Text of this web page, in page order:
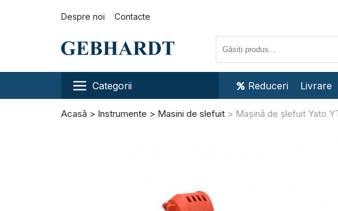
Despre noi Contacte
Categorii Reduceri Livrare
Acasă Instrumente Masini de slefuit Mașină de șlefuit Yato